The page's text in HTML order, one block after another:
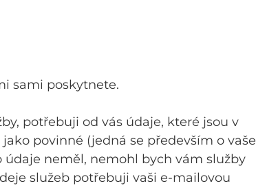
sami poskytnete.
potřebuji od vás údaje, které jsou v
povinné (jedná se především o vaše
neměl, nemohl bych vám služby
služeb potřebuji vaši e-mailovou